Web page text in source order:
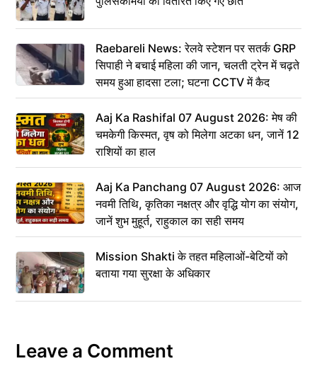
Raebareli News: रेलवे स्टेशन पर सतर्क GRP
सिपाही ने बचाई महिला की जान, चलती ट्रेन में चढ़ते
समय हुआ हादसा टला; घटना CCTV में कैद
Aaj Ka Rashifal 07 August 2026: मेष की
चमकेगी किस्मत, वृष को मिलेगा अटका धन, जानें 12
राशियों का हाल
Aaj Ka Panchang 07 August 2026: आज
नवमी तिथि, कृतिका नक्षत्र और वृद्धि योग का संयोग,
जानें शुभ मुहूर्त, राहुकाल का सही समय
Mission Shakti के तहत महिलाओं-बेटियों को
बताया गया सुरक्षा के अधिकार
Leave a Comment